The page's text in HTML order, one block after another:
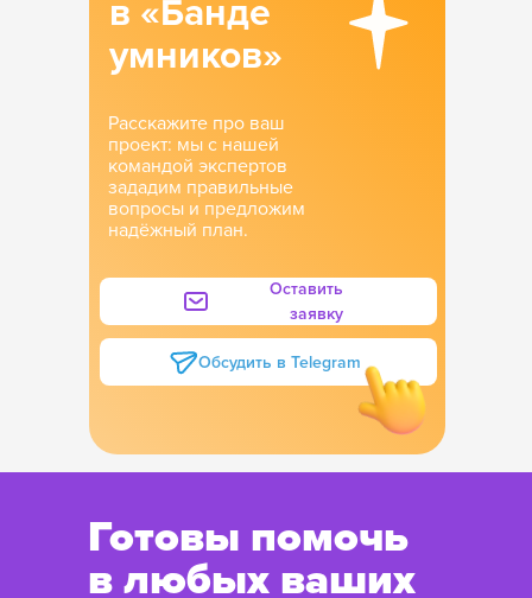
в «Банде
умников»
Расскажите про ваш
проект: мы с нашей
командой экспертов
зададим правильные
вопросы и предложим
надёжный план.
Обсудить в Telegram
Оставить
заявку
Готовы помочь
в любых ваших